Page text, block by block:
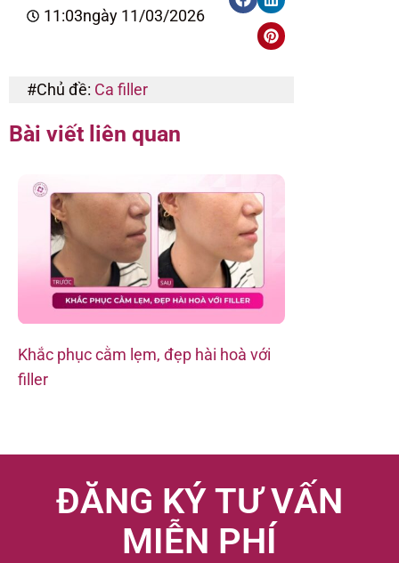
11:03ngày 11/03/2026
#Chủ đề: Ca filler
Bài viết liên quan
Khắc phục cằm lẹm, đẹp hài hoà với
filler
ĐĂNG KÝ TƯ VẤN
MIỄN PHÍ